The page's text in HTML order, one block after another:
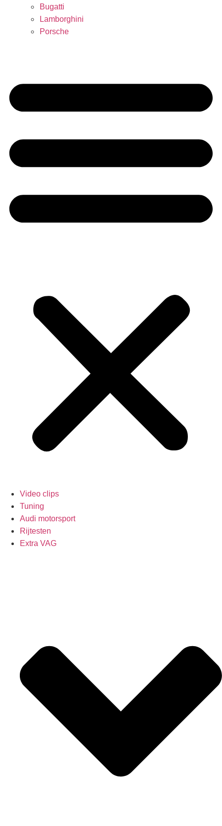
Bugatti
Lamborghini
Porsche
Video clips
Tuning
Audi motorsport
Rijtesten
Extra VAG